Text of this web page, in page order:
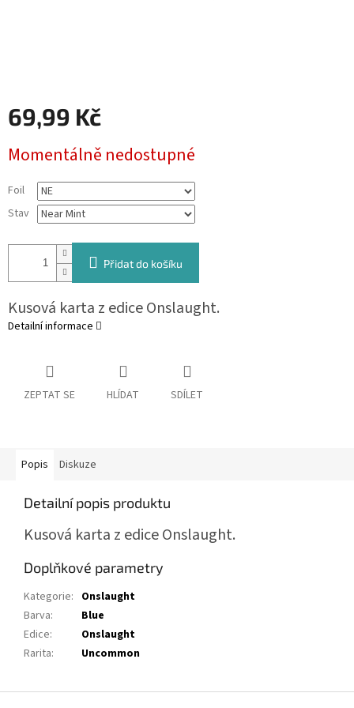
69,99 Kč
cena:
Momentálně nedostupné
Foil
Stav
Přidat do košíku
Kusová karta z edice Onslaught.
Detailní informace
ZEPTAT SE HLÍDAT SDÍLET
Popis Diskuze
Detailní popis produktu
Kusová karta z edice Onslaught.
Doplňkové parametry
Kategorie: Onslaught
Barva:
Blue
Edice:
Onslaught
Rarita: Uncommon